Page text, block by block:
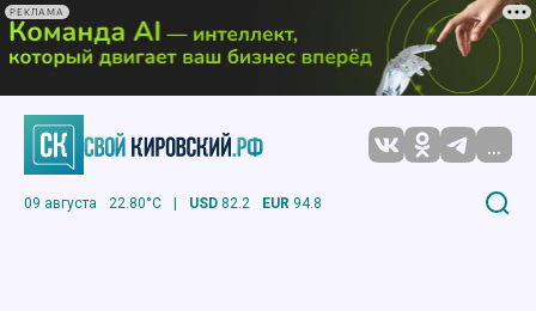
РЕКЛАМА
...
09 августа 22.80°C | USD 82.2 EUR 94.8